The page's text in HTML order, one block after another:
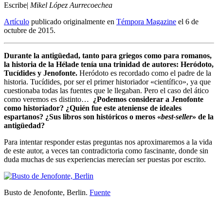
Escribe| Mikel López Aurrecoechea
Artículo publicado originalmente en Témpora Magazine el 6 de
octubre de 2015.
Durante la antigüedad, tanto para griegos como para romanos,
la historia de la Hélade tenía una trinidad de autores: Heródoto,
Tucídides y Jenofonte. Heródoto es recordado como el padre de la
historia. Tucídides, por ser el primer historiador «científico», ya que
cuestionaba todas las fuentes que le llegaban. Pero el caso del ático
como veremos es distinto… ¿Podemos considerar a Jenofonte
como historiador? ¿Quién fue este ateniense de ideales
espartanos? ¿Sus libros son históricos o meros «best-seller» de la
antigüedad?
Para intentar responder estas preguntas nos aproximaremos a la vida
de este autor, a veces tan contradictoria como fascinante, donde sin
duda muchas de sus experiencias merecían ser puestas por escrito.
Busto de Jenofonte, Berlin. Fuente